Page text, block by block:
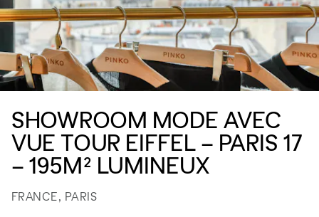
SHOWROOM MODE AVEC
VUE TOUR EIFFEL – PARIS 17
– 195M² LUMINEUX
FRANCE, PARIS